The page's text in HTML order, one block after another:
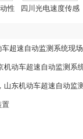
性
四川光电速度传感
超速自动监测系统现
机动车超速自动监测系
山东机动车超速自动监
置